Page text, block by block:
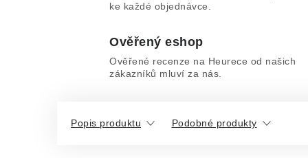
ke každé objednávce.
Ověřený eshop
Ověřené recenze na Heurece od našich
zákazníků mluví za nás.
Popis produktu Podobné produkty